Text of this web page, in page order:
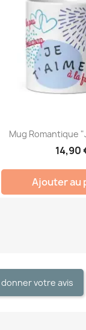
Mug Romantique
14,90
Ajouter au
votre avis